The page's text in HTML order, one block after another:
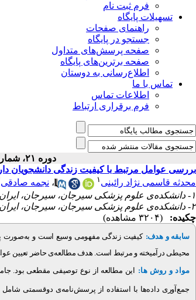
فرم ثبت نام
تسهیلات پایگاه
راهنمای صفحات
جستجو در پایگاه
صفحه پرسش‌های متداول
صفحه برترین‌های پایگاه
اطلاع‌رسانی به دوستان
تماس با ما
اطلاعات تماس
فرم برقراری ارتباط
دوره ۲۱، شماره ۳ - ( مجله علمی پژوهان، تابستان ۱۴۰۲ )
بررسی عوامل مرتبط با کیفیت زندگی دانشجویان
محدثه قاسمی نژاد رائینی ۱ ، نجمه صادقی
۱- دانشکده‌ی علوم پزشکی سیرجان، سیرجان، ایران
۲- دانشکده‌ی علوم پزشکی سیرجان، سیرجان، ایران ،
چکیده:
(۳۲۰۴ مشاهده)
سابقه و هدف: کیفیت زندگی مفهومی وسیع است و به‌صورت
محیطی درآمیخته و مرتبط است. هدف مطالعه‌ی حاضر تعیین
مواد و روش ها:
جمع‌آوری داده‌ها با استفاده از پرسش‌نامه‌ی دوقسمتی